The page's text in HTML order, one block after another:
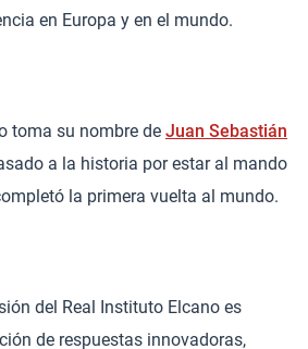
en Europa y en el mundo.
toma su nombre de Juan Sebastián
a la historia por estar al mando
la primera vuelta al mundo.
del Real Instituto Elcano es
de respuestas innovadoras,